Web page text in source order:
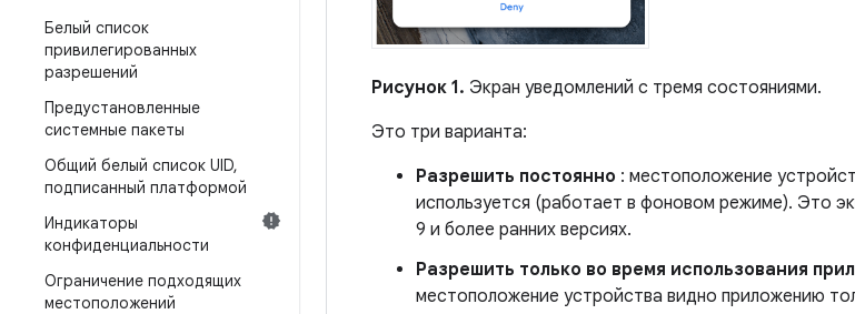
Белый список
привилегированных
разрешений
Предустановленные
системные пакеты
Общий белый список UID,
подписанный платформой
Индикаторы
конфиденциальности
Ограничение подходящих
местоположений
Рисунок 1. Экран уведомлений с тремя состояниями.
Это три варианта:
Разрешить постоянно : местоположение
используется (работает в фоновом режиме). Это
9 и более ранних версиях.
Разрешить только во время использования
местоположение устройства видно приложению